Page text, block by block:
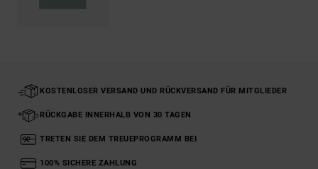
KOSTENLOSER VERSAND UND RÜCKVERSAND FÜR MITGLIEDER
RÜCKGABE INNERHALB VON 30 TAGEN
TRETEN SIE DEM TREUEPROGRAMM BEI
100% SICHERE ZAHLUNG